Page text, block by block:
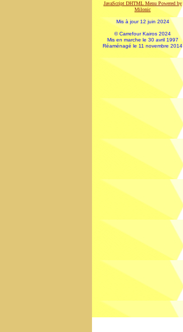
JavaScript DHTML Menu Powered by
Milonic
Mis à jour 12 juin 2024
© Carrefour Kairos 2024
Mis en marche le 30 avril 1997
Réaménagé le 11 novembre 2014